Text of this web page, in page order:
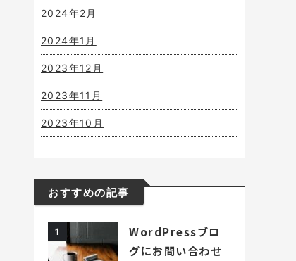
2024年2月
2024年1月
2023年12月
2023年11月
2023年10月
おすすめの記事
1
WordPressブロ
グにお問い合わせ